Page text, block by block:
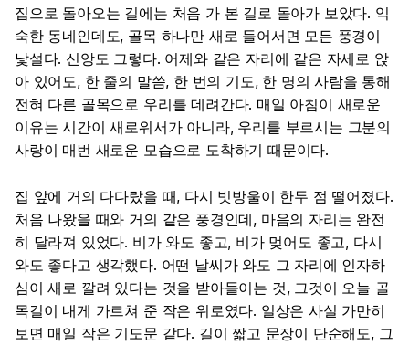
집으로 돌아오는 길에는 처음 가 본 길로 돌아가 보았다. 익
숙한 동네인데도, 골목 하나만 새로 들어서면 모든 풍경이
낯설다. 신앙도 그렇다. 어제와 같은 자리에 같은 자세로 앉
아 있어도, 한 줄의 말씀, 한 번의 기도, 한 명의 사람을 통해
전혀 다른 골목으로 우리를 데려간다. 매일 아침이 새로운
이유는 시간이 새로워서가 아니라, 우리를 부르시는 그분의
사랑이 매번 새로운 모습으로 도착하기 때문이다.
집 앞에 거의 다다랐을 때, 다시 빗방울이 한두 점 떨어졌다.
처음 나왔을 때와 거의 같은 풍경인데, 마음의 자리는 완전
히 달라져 있었다. 비가 와도 좋고, 비가 멎어도 좋고, 다시
와도 좋다고 생각했다. 어떤 날씨가 와도 그 자리에 인자하
심이 새로 깔려 있다는 것을 받아들이는 것, 그것이 오늘 골
목길이 내게 가르쳐 준 작은 위로였다. 일상은 사실 가만히
보면 매일 작은 기도문 같다. 길이 짧고 문장이 단순해도, 그